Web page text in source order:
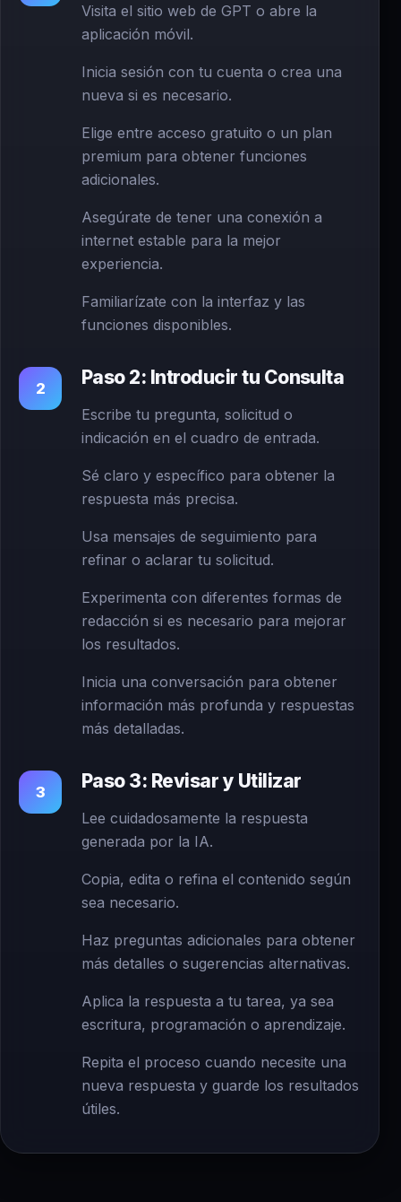
Visita el sitio web de GPT o abre la
aplicación móvil.
Inicia sesión con tu cuenta o crea una
nueva si es necesario.
Elige entre acceso gratuito o un plan
premium para obtener funciones
adicionales.
Asegúrate de tener una conexión a
internet estable para la mejor
experiencia.
Familiarízate con la interfaz y las
funciones disponibles.
2 Paso 2: Introducir tu Consulta
Escribe tu pregunta, solicitud o
indicación en el cuadro de entrada.
Sé claro y específico para obtener la
respuesta más precisa.
Usa mensajes de seguimiento para
refinar o aclarar tu solicitud.
Experimenta con diferentes formas de
redacción si es necesario para mejorar
los resultados.
Inicia una conversación para obtener
información más profunda y respuestas
más detalladas.
3 Paso 3: Revisar y Utilizar
Lee cuidadosamente la respuesta
generada por la IA.
Copia, edita o refina el contenido según
sea necesario.
Haz preguntas adicionales para obtener
más detalles o sugerencias alternativas.
Aplica la respuesta a tu tarea, ya sea
escritura, programación o aprendizaje.
Repita el proceso cuando necesite una
nueva respuesta y guarde los resultados
útiles.